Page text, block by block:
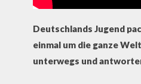
Deutschlands Jugend
einmal um die ganze
unterwegs und